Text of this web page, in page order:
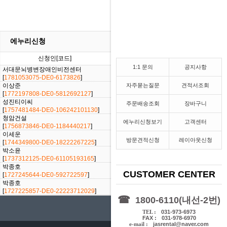
1:1 문의 공지사항
자주묻는질문 견적서조회
주문배송조회 장바구니
에누리신청보기 고객센터
방문견적신청 레이아웃신청
CUSTOMER CENTER
☎ 1800-6110(내선-2번)
TEL :
031-973-6973
FAX :
031-978-6970
e-mail :
jasrental@naver.com
에누리신청
신청인[코드] 날짜
진행상황
서대문뇌병변장애인비전센터
[1781053075-DE0-6173826]
이상준
[1772197808-DE0-5812692127]
[2026/02/27]
성진티이씨
[1757481484-DE0-106242101130]
[2025/09/10]
청암건설
[1756873846-DE0-1184440217]
[2025/09/03]
이세운
[1744349800-DE0-18222267225]
[2025/04/11]
박소윤
[1737312125-DE0-61105193165]
박종호
[1727245644-DE0-592722597]
[2024/09/25]
박종호
[1727225857-DE0-22223712029]
[2024/09/25]